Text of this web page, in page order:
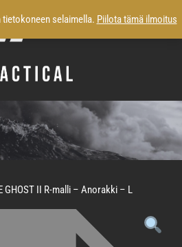
GHOST II R-malli – Anorakki – L
selaimella. Piilota tämä ilmoitus